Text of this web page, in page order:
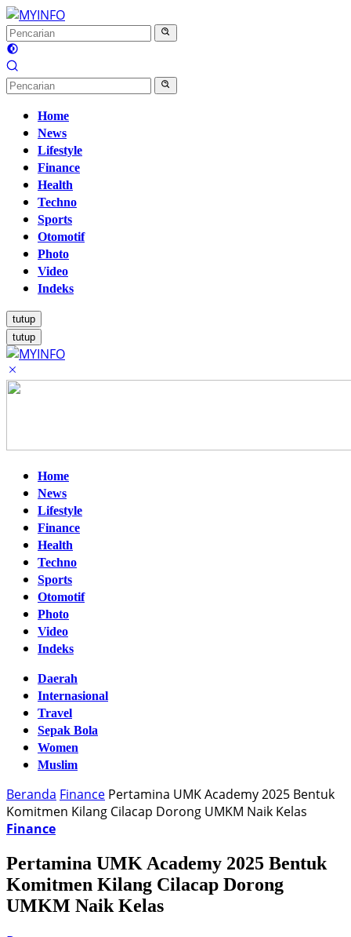
Langsung
ke
konten
Home
News
Lifestyle
Finance
Health
Techno
Sports
Otomotif
Photo
Video
Indeks
tutup
tutup
Home
News
Lifestyle
Finance
Health
Techno
Sports
Otomotif
Photo
Video
Indeks
Daerah
Internasional
Travel
Sepak Bola
Women
Muslim
Beranda Finance Pertamina UMK Academy 2025 Bentuk
Komitmen Kilang Cilacap Dorong UMKM Naik Kelas
Finance
Pertamina UMK Academy 2025 Bentuk
Komitmen Kilang Cilacap Dorong
UMKM Naik Kelas